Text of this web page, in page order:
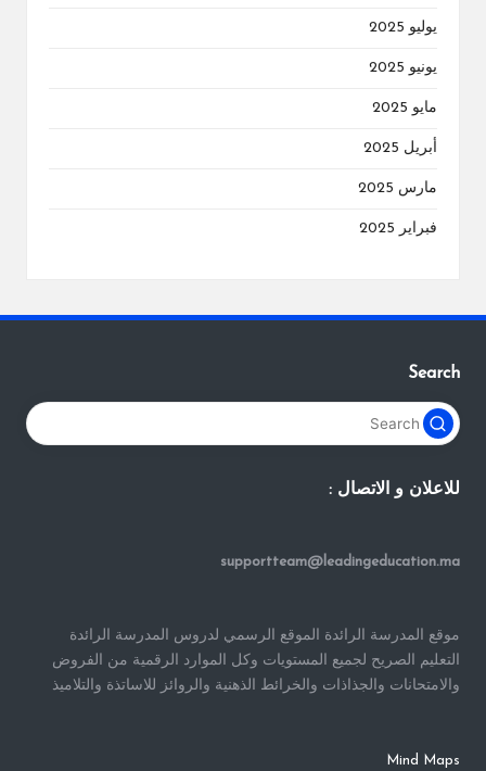
يوليو 2025
يونيو 2025
مايو 2025
أبريل 2025
مارس 2025
فبراير 2025
Search
للاعلان و الاتصال :
supportteam@leadingeducation.ma
موقع المدرسة الرائدة الموقع الرسمي لدروس المدرسة الرائدة
التعليم الصريح لجميع المستويات وكل الموارد الرقمية من الفروض
والامتحانات والجذاذات والخرائط الذهنية والروائز للاساتذة والتلاميذ
Mind Maps